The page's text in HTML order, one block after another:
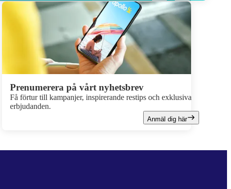
Prenumerera på vårt nyhetsbrev
Få förtur till kampanjer, inspirerande restips och exklusiva
erbjudanden.
Anmäl dig här